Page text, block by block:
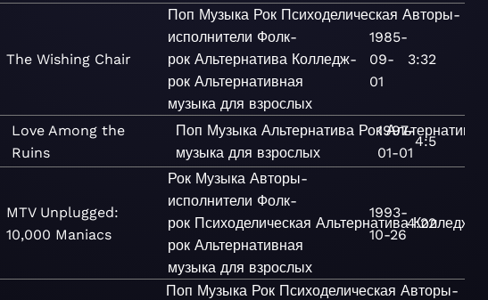
The Wishing Chair
Поп Музыка Рок Психоделическая Авторы-
исполнители Фолк-
рок Альтернатива Колледж-
рок Альтернативная
музыка для взрослых
1985-
09-
01
3:32
Love Among the
Ruins
Поп Музыка Альтернатива Рок Альтернативная
музыка для взрослых
1997-
01-01
4:5
MTV Unplugged:
10,000 Maniacs
Рок Музыка Авторы-
исполнители Фолк-
рок Психоделическая Альтернатива Колледж-
рок Альтернативная
музыка для взрослых
1993-
10-26
4:22
Поп Музыка Рок Психоделическая Авторы-